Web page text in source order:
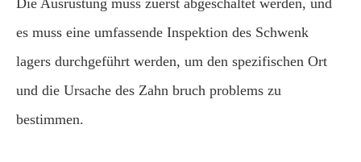
Die Ausrüstung muss zuerst abgeschaltet werden, und
es muss eine umfassende Inspektion des Schwenk
lagers durchgeführt werden, um den spezifischen Ort
und die Ursache des Zahn bruch problems zu
bestimmen.